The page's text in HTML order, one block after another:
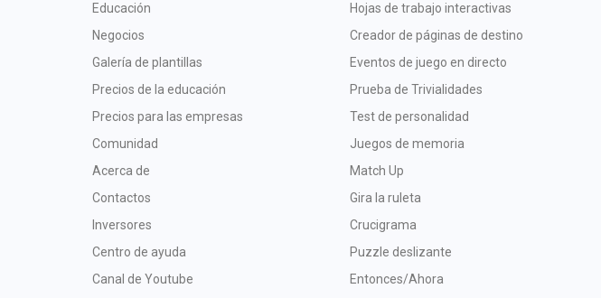
Educación
Negocios
Galería de plantillas
Precios de la educación
Precios para las empresas
Comunidad
Acerca de
Contactos
Inversores
Centro de ayuda
Canal de Youtube
Hojas de trabajo interactivas
Creador de páginas de destino
Eventos de juego en directo
Prueba de Trivialidades
Test de personalidad
Juegos de memoria
Match Up
Gira la ruleta
Crucigrama
Puzzle deslizante
Entonces/Ahora